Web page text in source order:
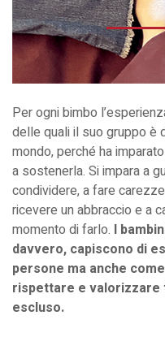
Per ogni bimbo
delle quali il suo gruppo è
mondo, perché ha
a sostenerla. Si impara a
condividere, a fare
ricevere un abbraccio e a
momento di farlo. I
davvero, capiscono di
persone ma anche
rispettare e valorizzare
escluso.